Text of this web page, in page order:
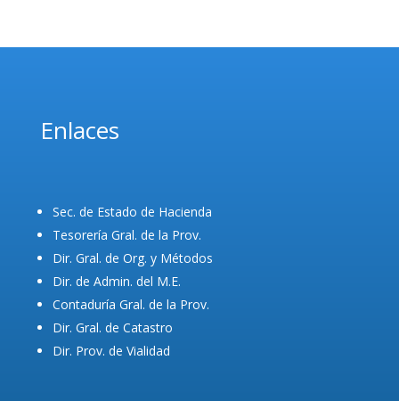
Enlaces
Sec. de Estado de Hacienda
Tesorería Gral. de la Prov.
Dir. Gral. de Org. y Métodos
Dir. de Admin. del M.E.
Contaduría Gral. de la Prov.
Dir. Gral. de Catastro
Dir. Prov. de Vialidad